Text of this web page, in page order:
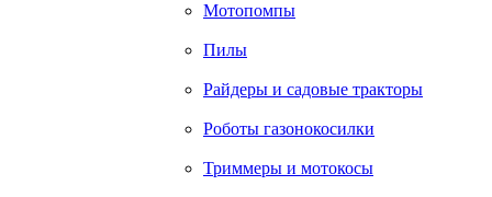
Мотопомпы
Пилы
Райдеры и садовые тракторы
Роботы газонокосилки
Триммеры и мотокосы